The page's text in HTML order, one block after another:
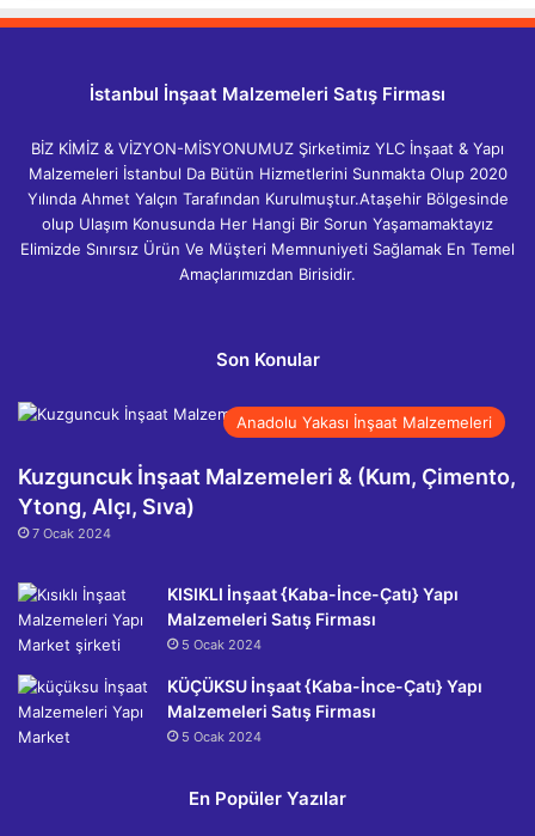
İstanbul İnşaat Malzemeleri Satış Firması
BİZ KİMİZ & VİZYON-MİSYONUMUZ Şirketimiz YLC İnşaat & Yapı
Malzemeleri İstanbul Da Bütün Hizmetlerini Sunmakta Olup 2020
Yılında Ahmet Yalçın Tarafından Kurulmuştur.Ataşehir Bölgesinde
olup Ulaşım Konusunda Her Hangi Bir Sorun Yaşamamaktayız
Elimizde Sınırsız Ürün Ve Müşteri Memnuniyeti Sağlamak En Temel
Amaçlarımızdan Birisidir.
Son Konular
Anadolu Yakası İnşaat Malzemeleri
Kuzguncuk İnşaat Malzemeleri & (Kum, Çimento,
Ytong, Alçı, Sıva)
7 Ocak 2024
KISIKLI İnşaat {Kaba-İnce-Çatı} Yapı
Malzemeleri Satış Firması
5 Ocak 2024
KÜÇÜKSU İnşaat {Kaba-İnce-Çatı} Yapı
Malzemeleri Satış Firması
5 Ocak 2024
En Popüler Yazılar